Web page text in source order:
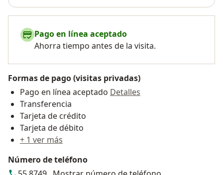
Pago en línea aceptado
Ahorra tiempo antes de la visita.
Formas de pago (visitas privadas)
Pago en línea aceptado Detalles
Transferencia
Tarjeta de crédito
Tarjeta de débito
+ 1 ver más
Número de teléfono